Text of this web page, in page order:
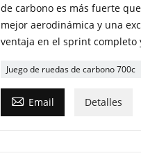
de carbono es más fuerte
mejor aerodinámica y una
ventaja en el sprint completo
Juego de ruedas de carbono 700c
 Email Detalles